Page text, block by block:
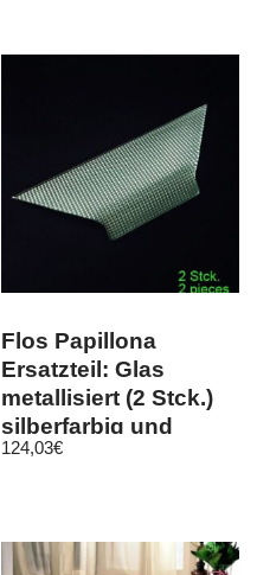
Flos Papillona
Ersatzteil: Glas
metallisiert (2 Stck.)
silberfarbig und
semitransp…
124,03€